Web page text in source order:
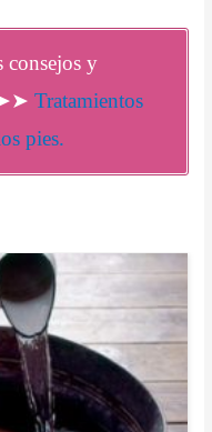
consejos y
➤➤ Tratamientos
pies.